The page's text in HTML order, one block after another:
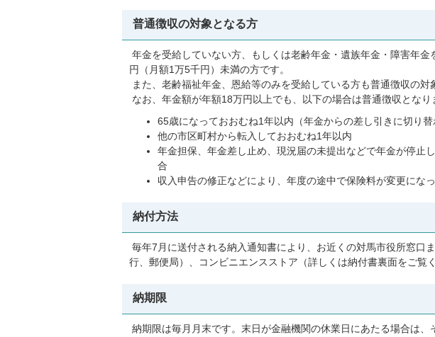
普通徴収の対象となる方
年金を受給していない方、もしくは老齢年金・遺族年金・障害年
円（月額1万5千円）未満の方です。
また、老齢福祉年金、恩給等のみを受給している方も普通徴収の対
なお、年金額が年額18万円以上でも、以下の場合は普通徴収となり
65歳になっておおむね1年以内（年金からの差し引きに切り替
他の市区町村から転入しておおむね1年以内
年金担保、年金差し止め、現況届の未提出などで年金が停止
合
収入申告の修正などにより、年度の途中で保険料が変更にな
納付方法
毎年7月に送付される納入通知書により、お近くの対馬市役所窓口
行、郵便局）、コンビニエンスストア（詳しくは納付書裏面をご覧
納期限
納期限は毎月月末です。末日が金融機関の休業日にあたる場合は、